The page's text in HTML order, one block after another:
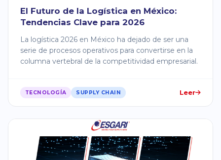
El Futuro de la Logística en México:
Tendencias Clave para 2026
La logística 2026 en México ha dejado de ser una
serie de procesos operativos para convertirse en la
columna vertebral de la competitividad empresarial.
TECNOLOGÍA SUPPLY CHAIN Leer